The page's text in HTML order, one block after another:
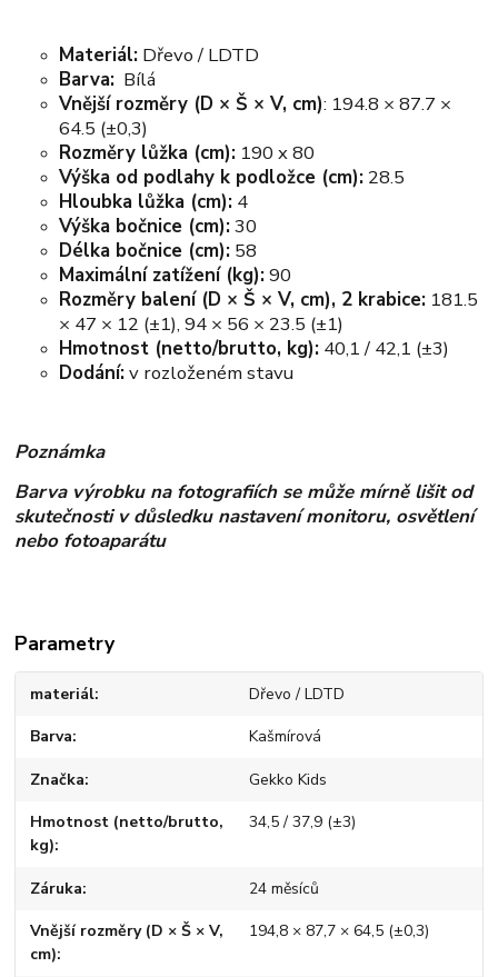
Materiál: Dřevo / LDTD
Barva: Bílá
Vnější rozměry (D × Š × V, cm): 194.8 × 87.7 ×
64.5 (±0,3)
Rozměry lůžka (cm): 190 x 80
Výška od podlahy k podložce (cm): 28.5
Hloubka lůžka (cm): 4
Výška bočnice (cm):30
Délka bočnice (cm): 58
Maximální zatížení (kg):90
Rozměry balení (D × Š × V, cm), 2 krabice: 181.5
× 47 × 12 (±1), 94 × 56 × 23.5 (±1)
Hmotnost (netto/brutto, kg): 40,1 / 42,1 (±3)
Dodání:v rozloženém stavu
Poznámka
Barva výrobku na fotografiích se může mírně lišit od
skutečnosti v důsledku nastavení monitoru, osvětlení
nebo fotoaparátu
Parametry
materiál Dřevo / LDTD
Barva Kašmírová
Značka Gekko Kids
Hmotnost (netto/brutto,
kg)
34,5 / 37,9 (±3)
Záruka 24 měsíců
Vnější rozměry (D × Š × V,
cm)
194,8 × 87,7 × 64,5 (±0,3)